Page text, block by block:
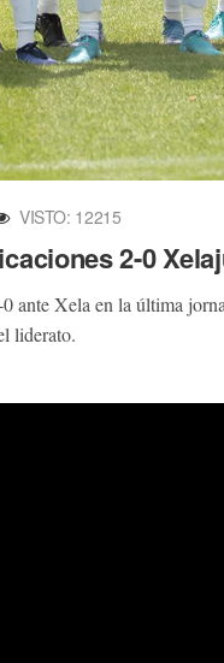
VISTO: 12215
2-0
ante Xela en la última
liderato.